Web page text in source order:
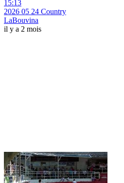
15:13
2026 05 24 Country
LaBouvina
il y a 2 mois